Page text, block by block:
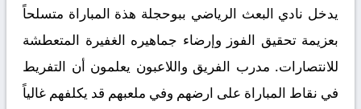
يدخل نادي البعث الرياضي ببوحجلة هذة المباراة متسلحاً
بعزيمة تحقيق الفوز وإرضاء جماهيره الغفيرة المتعطشة
للانتصارات. مدرب الفريق واللاعبون يعلمون أن التفريط
في نقاط المباراة على ارضهم وفي ملعبهم قد يكلفهم غالياً